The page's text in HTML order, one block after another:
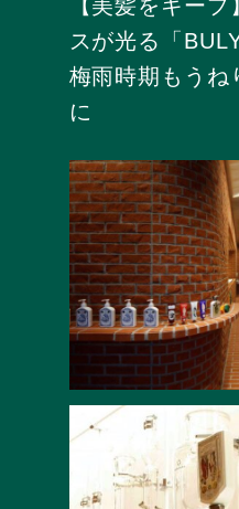
【美髪をキー
スが光る「
梅雨時期もうね
に